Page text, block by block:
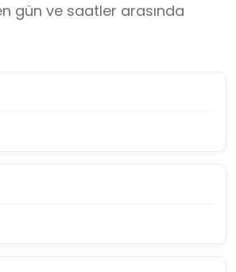
gün ve saatler arasında